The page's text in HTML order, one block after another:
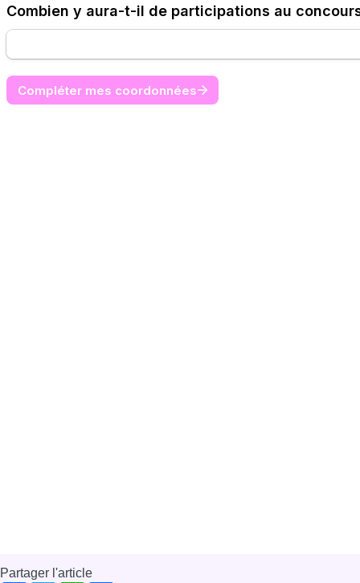
Partager l'article